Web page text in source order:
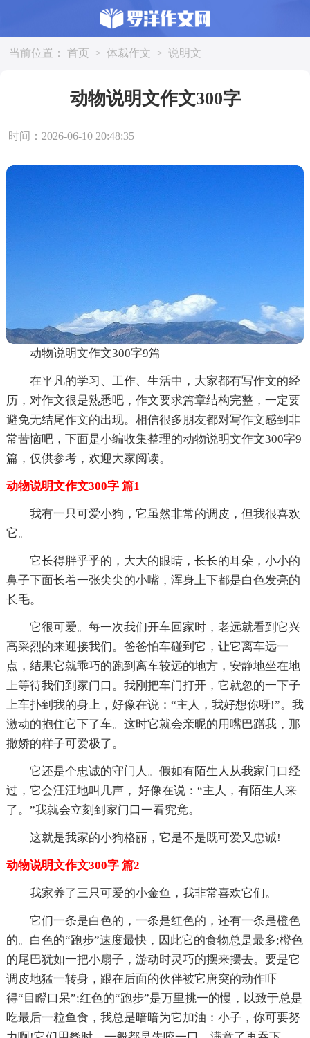
当前位置： 首页 > 体裁作文 > 说明文
动物说明文作文300字
时间：2026-06-10 20:48:35
动物说明文作文300字9篇
在平凡的学习、工作、生活中，大家都有写作文的经
历，对作文很是熟悉吧，作文要求篇章结构完整，一定要
避免无结尾作文的出现。相信很多朋友都对写作文感到非
常苦恼吧，下面是小编收集整理的动物说明文作文300字9
篇，仅供参考，欢迎大家阅读。
动物说明文作文300字 篇1
我有一只可爱小狗，它虽然非常的调皮，但我很喜欢
它。
它长得胖乎乎的，大大的眼睛，长长的耳朵，小小的
鼻子下面长着一张尖尖的小嘴，浑身上下都是白色发亮的
长毛。
它很可爱。每一次我们开车回家时，老远就看到它兴
高采烈的来迎接我们。爸爸怕车碰到它，让它离车远一
点，结果它就乖巧的跑到离车较远的地方，安静地坐在地
上等待我们到家门口。我刚把车门打开，它就忽的一下子
上车扑到我的身上，好像在说：“主人，我好想你呀!”。我
激动的抱住它下了车。这时它就会亲昵的用嘴巴蹭我，那
撒娇的样子可爱极了。
它还是个忠诚的守门人。假如有陌生人从我家门口经
过，它会汪汪地叫几声， 好像在说：“主人，有陌生人来
了。”我就会立刻到家门口一看究竟。
这就是我家的小狗格丽，它是不是既可爱又忠诚!
动物说明文作文300字 篇2
我家养了三只可爱的小金鱼，我非常喜欢它们。
它们一条是白色的，一条是红色的，还有一条是橙色
的。白色的“跑步”速度最快，因此它的食物总是最多;橙色
的尾巴犹如一把小扇子，游动时灵巧的摆来摆去。要是它
调皮地猛一转身，跟在后面的伙伴被它唐突的动作吓
得“目瞪口呆”;红色的“跑步”是万里挑一的慢，以致于总是
吃最后一粒鱼食，我总是暗暗为它加油：小子，你可要努